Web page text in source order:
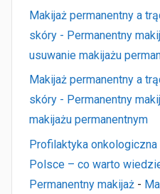
Makijaż permanentny a
skóry - Permanentny
usuwanie makijażu
Makijaż permanentny a
skóry - Permanentny
makijażu permanentnym
Profilaktyka
Polsce – co warto
Permanentny makijaż -